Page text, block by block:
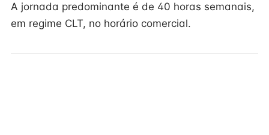
A jornada predominante é de 40 horas semanais,
em regime CLT, no horário comercial.